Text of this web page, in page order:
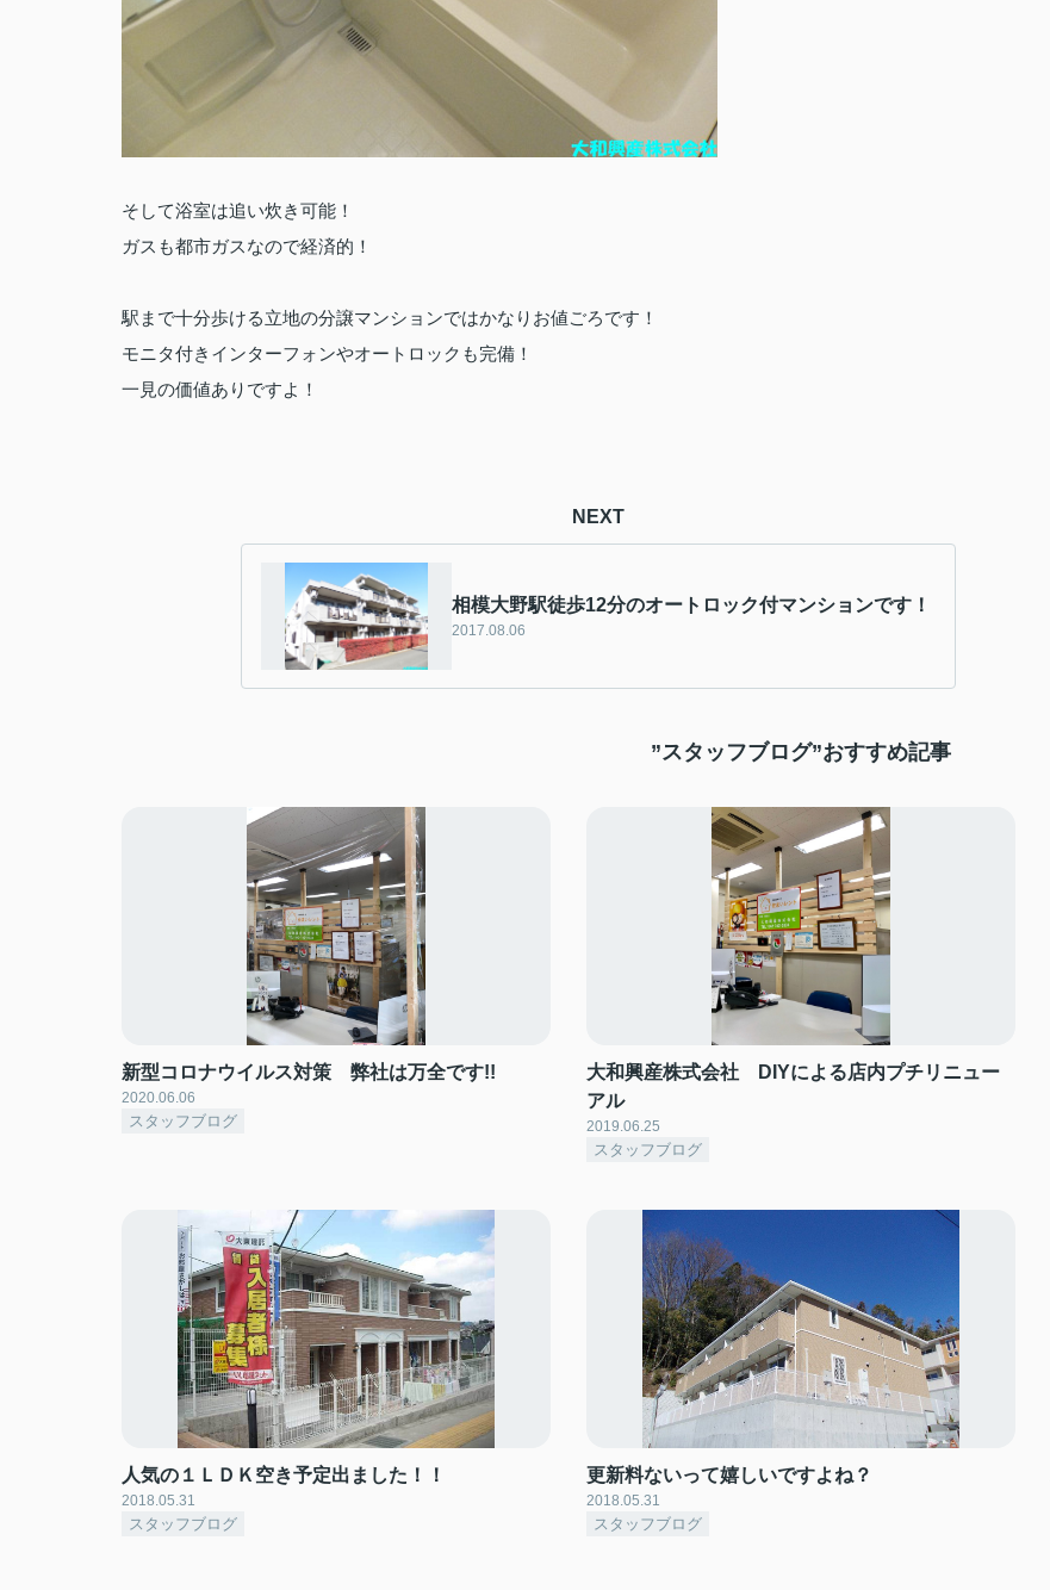
そして浴室は追い炊き可能！
ガスも都市ガスなので経済的！
駅まで十分歩ける立地の分譲マンションではかなりお値ごろです！
モニタ付きインターフォンやオートロックも完備！
一見の価値ありですよ！
NEXT
相模大野駅徒歩12分のオートロック付マンションです！
2017.08.06
”スタッフブログ”おすすめ記事
新型コロナウイルス対策 弊社は万全です!!
2020.06.06
スタッフブログ
大和興産株式会社 DIYによる店内プチリニュー
アル
2019.06.25
スタッフブログ
人気の１ＬＤＫ空き予定出ました！！
2018.05.31
スタッフブログ
更新料ないって嬉しいですよね？
2018.05.31
スタッフブログ